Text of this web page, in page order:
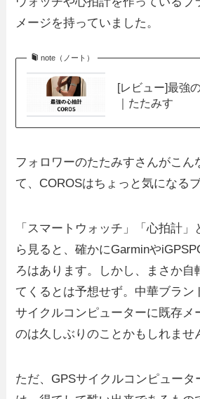
メージを持っていました。
note（ノート）
[レビュー]最強
｜たたみす
フォロワーのたたみすさんがこん
て、COROSはちょっと気になる
「スマートウォッチ」「心拍計
ら見ると、確かにGarminや
ろはあります。しかし、まさか自
てくるとは予想せず。中華ブラン
サイクルコンピューターに既存メ
のは久しぶりのことかもしれませ
ただ、GPSサイクルコンピュータ